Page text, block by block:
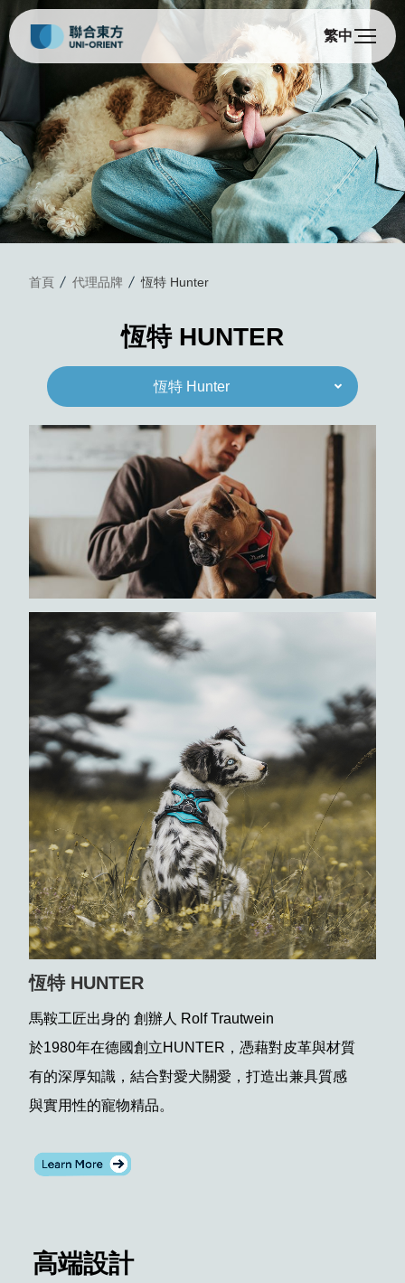
繁中
首頁 代理品牌 恆特 Hunter
恆特 HUNTER
恆特 Hunter
恆特 HUNTER
馬鞍工匠出身的 創辦人 Rolf Trautwein
於1980年在德國創立HUNTER，憑藉對皮革與材質
有的深厚知識，結合對愛犬關愛，打造出兼具質感
與實用性的寵物精品。
高端設計